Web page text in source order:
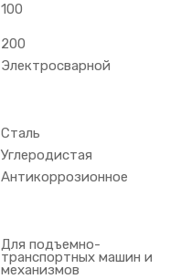
100
200
Электросварной
Сталь
Углеродистая
Антикоррозионное
Для подъемно-
транспортных машин и
механизмов